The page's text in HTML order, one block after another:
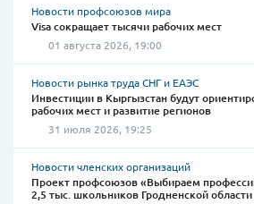
Новости профсоюзов мира
Visa сокращает тысячи рабочих мест
01 августа 2026, 19:00
Новости рынка труда СНГ и ЕАЭС
Инвестиции в Кыргызстан будут
рабочих мест и развитие регионов
31 июля 2026, 19:25
Новости членских организаций
Проект профсоюзов «Выбираем
2,5 тыс. школьников Гродненской области